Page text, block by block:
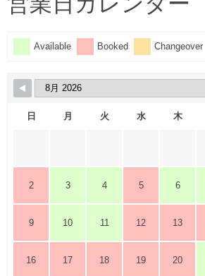
Available Booked Changeover
日 月 火 水 木
2 3 4 5 6
9 10 11 12 13
16 17 18 19 20